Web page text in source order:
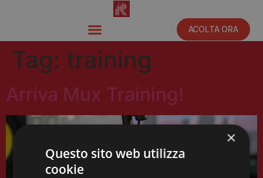
ACOLTA ORA
Tag: training
Arriva Mux Training!
×
Questo sito web utilizza
cookie